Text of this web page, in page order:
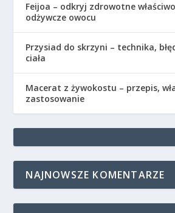
Feijoa – odkryj zdrowotne
odżywcze owocu
Przysiad do skrzyni – technika,
ciała
Macerat z żywokostu – przepis,
zastosowanie
NAJNOWSZE KOMENTARZE